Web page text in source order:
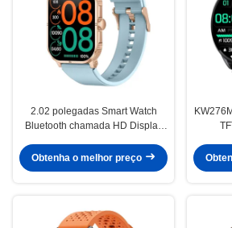
2.02 polegadas Smart Watch
Bluetooth chamada HD Display
Obtenha o melhor preço